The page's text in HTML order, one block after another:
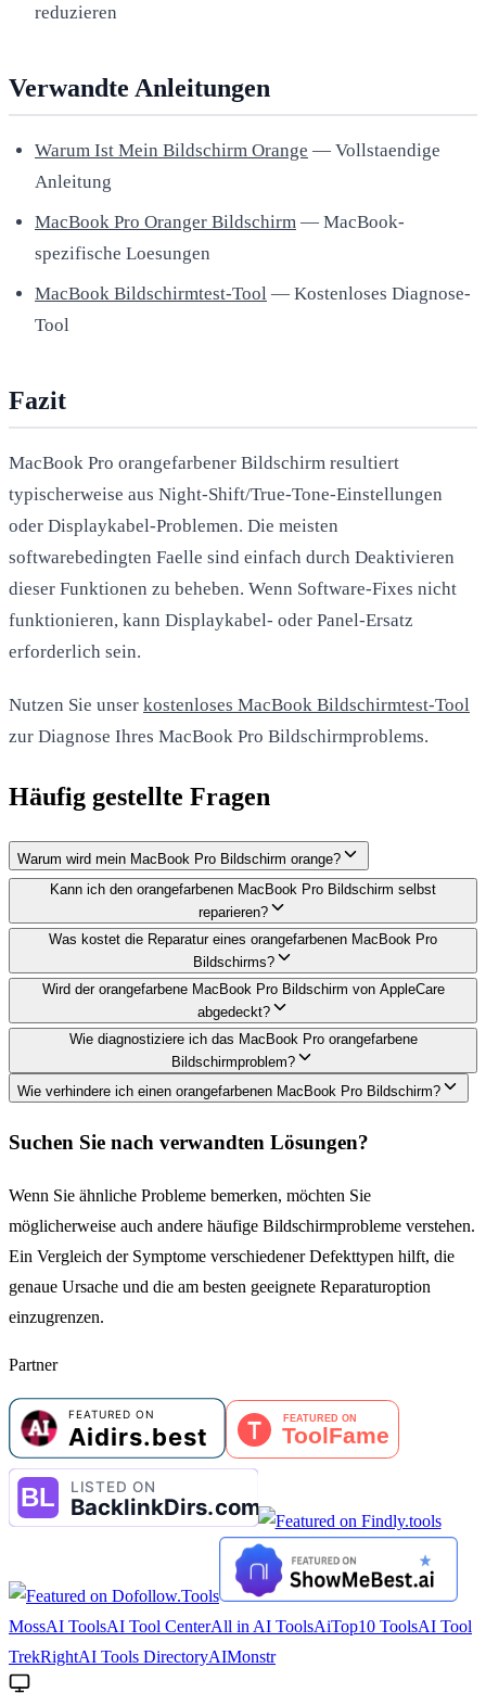
reduzieren
Verwandte Anleitungen
Warum Ist Mein Bildschirm Orange — Vollstaendige
Anleitung
MacBook Pro Oranger Bildschirm — MacBook-
spezifische Loesungen
MacBook Bildschirmtest-Tool — Kostenloses Diagnose-
Tool
Fazit
MacBook Pro orangefarbener Bildschirm resultiert
typischerweise aus Night-Shift/True-Tone-Einstellungen
oder Displaykabel-Problemen. Die meisten
softwarebedingten Faelle sind einfach durch Deaktivieren
dieser Funktionen zu beheben. Wenn Software-Fixes nicht
funktionieren, kann Displaykabel- oder Panel-Ersatz
erforderlich sein.
Nutzen Sie unser kostenloses MacBook Bildschirmtest-Tool
zur Diagnose Ihres MacBook Pro Bildschirmproblems.
Häufig gestellte Fragen
Warum wird mein MacBook Pro Bildschirm orange?
Kann ich den orangefarbenen MacBook Pro Bildschirm selbst
reparieren?
Was kostet die Reparatur eines orangefarbenen MacBook Pro
Bildschirms?
Wird der orangefarbene MacBook Pro Bildschirm von AppleCare
abgedeckt?
Wie diagnostiziere ich das MacBook Pro orangefarbene
Bildschirmproblem?
Wie verhindere ich einen orangefarbenen MacBook Pro Bildschirm?
Suchen Sie nach verwandten Lösungen?
Wenn Sie ähnliche Probleme bemerken, möchten Sie
möglicherweise auch andere häufige Bildschirmprobleme verstehen.
Ein Vergleich der Symptome verschiedener Defekttypen hilft, die
genaue Ursache und die am besten geeignete Reparaturoption
einzugrenzen.
Partner
MossAI ToolsAI Tool CenterAll in AI ToolsAiTop10 ToolsAI Tool
TrekRightAI Tools DirectoryAIMonstr